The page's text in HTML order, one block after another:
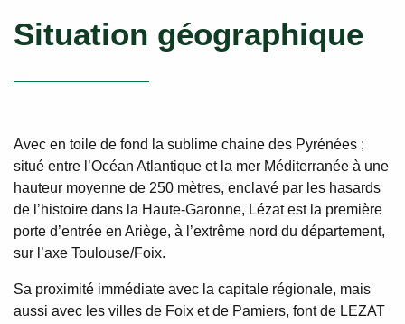
Situation géographique
Avec en toile de fond la sublime chaine des Pyrénées ;
situé entre l’Océan Atlantique et la mer Méditerranée à une
hauteur moyenne de 250 mètres, enclavé par les hasards
de l’histoire dans la Haute-Garonne, Lézat est la première
porte d’entrée en Ariège, à l’extrême nord du département,
sur l’axe Toulouse/Foix.
Sa proximité immédiate avec la capitale régionale, mais
aussi avec les villes de Foix et de Pamiers, font de LEZAT